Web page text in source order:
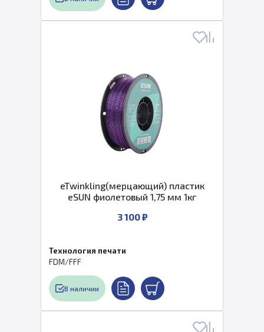
eTwinkling(мерцающий) пластик
eSUN фиолетовый 1,75 мм 1кг
3 100 ₽
Технология печати
FDM/FFF
В наличии